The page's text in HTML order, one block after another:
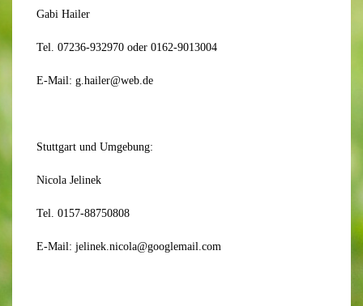
Gabi Hailer
Tel. 07236-932970 oder 0162-9013004
E-Mail: g.hailer@web.de
Stuttgart und Umgebung:
Nicola Jelinek
Tel. 0157-88750808
E-Mail: jelinek.nicola@googlemail.com